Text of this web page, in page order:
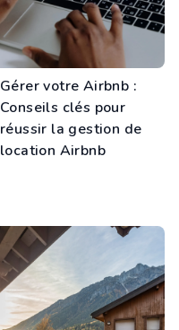
Gérer votre Airbnb :
Conseils clés pour
réussir la gestion de
location Airbnb